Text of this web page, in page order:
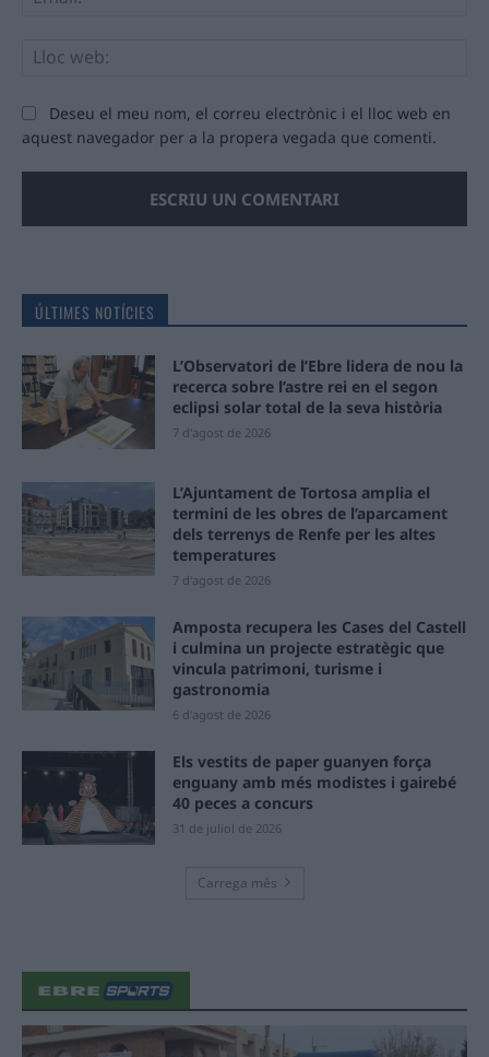
Deseu el meu nom, el correu electrònic i el lloc web en
aquest navegador per a la propera vegada que comenti.
ÚLTIMES NOTÍCIES
L’Observatori de l’Ebre lidera de nou la
recerca sobre l’astre rei en el segon
eclipsi solar total de la seva història
7 d'agost de 2026
L’Ajuntament de Tortosa amplia el
termini de les obres de l’aparcament
dels terrenys de Renfe per les altes
temperatures
7 d'agost de 2026
Amposta recupera les Cases del Castell
i culmina un projecte estratègic que
vincula patrimoni, turisme i
gastronomia
6 d'agost de 2026
Els vestits de paper guanyen força
enguany amb més modistes i gairebé
40 peces a concurs
31 de juliol de 2026
Carrega més